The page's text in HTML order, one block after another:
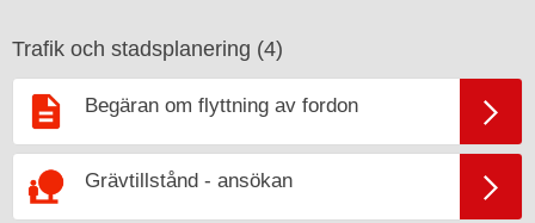
Trafik och stadsplanering (4)
Begäran om flyttning av fordon
Grävtillstånd - ansökan